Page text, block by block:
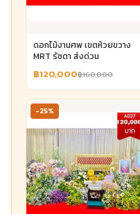
ดอกไม้งานศพ เขตห้วยขวาง
MRT รัชดา ส่งด่วน
฿120,000฿160,000
-25%